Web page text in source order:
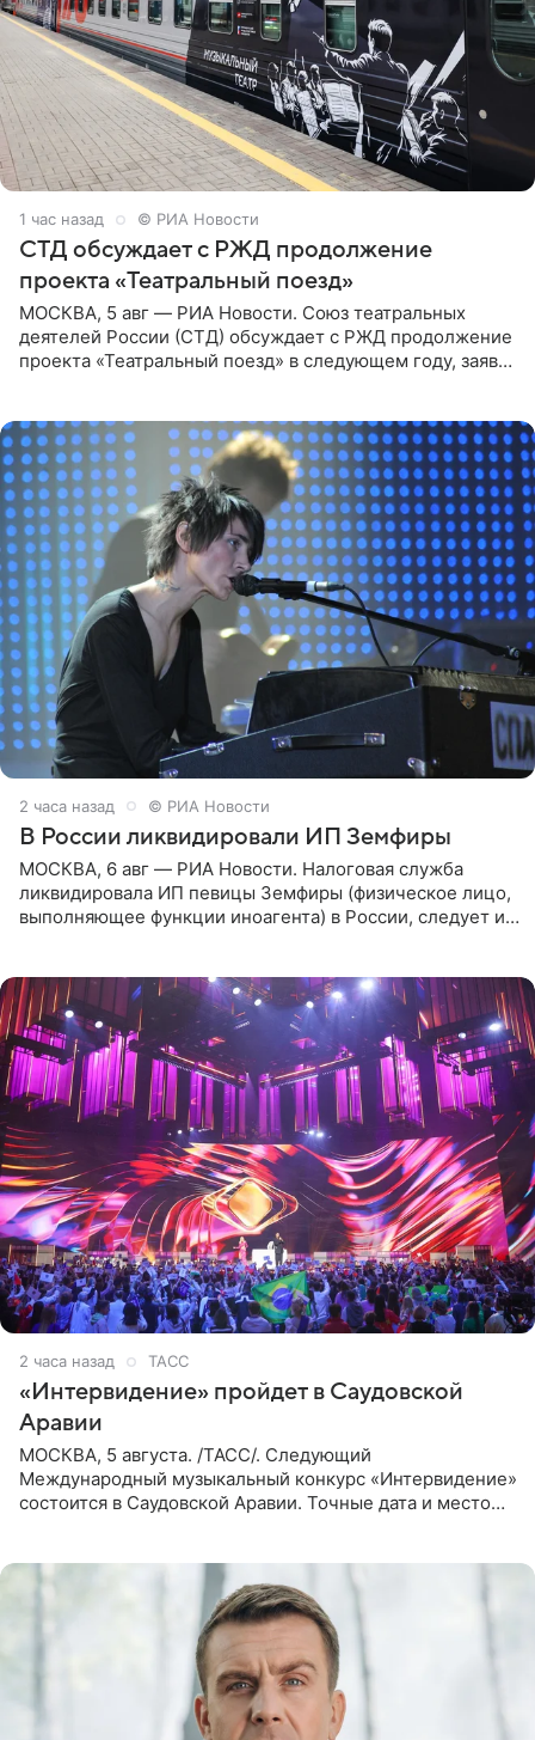
1 час назад © РИА Новости
СТД обсуждает с РЖД продолжение
проекта «Театральный поезд»
МОСКВА, 5 авг — РИА Новости. Союз театральных
деятелей России (СТД) обсуждает с РЖД продолжение
проекта «Театральный поезд» в следующем году, заявил
2 часа назад © РИА Новости
В России ликвидировали ИП Земфиры
МОСКВА, 6 авг — РИА Новости. Налоговая служба
ликвидировала ИП певицы Земфиры (физическое лицо,
выполняющее функции иноагента) в России, следует из
2 часа назад ТАСС
«Интервидение» пройдет в Саудовской
Аравии
МОСКВА, 5 августа. /ТАСС/. Следующий
Международный музыкальный конкурс «Интервидение»
состоится в Саудовской Аравии. Точные дата и место